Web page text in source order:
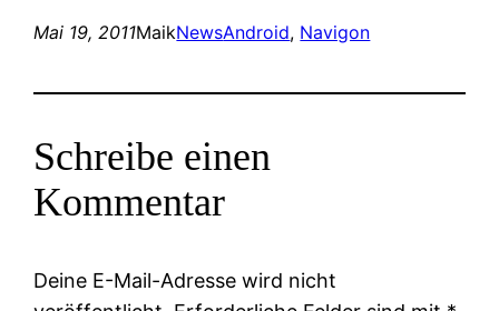
Mai 19, 2011MaikNewsAndroid, Navigon
Schreibe einen
Kommentar
Deine E-Mail-Adresse wird nicht